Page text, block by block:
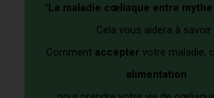
"La maladie cœliaque entre mythe
Cela vous aidera à savoir
Comment accepter votre maladie,
alimentation